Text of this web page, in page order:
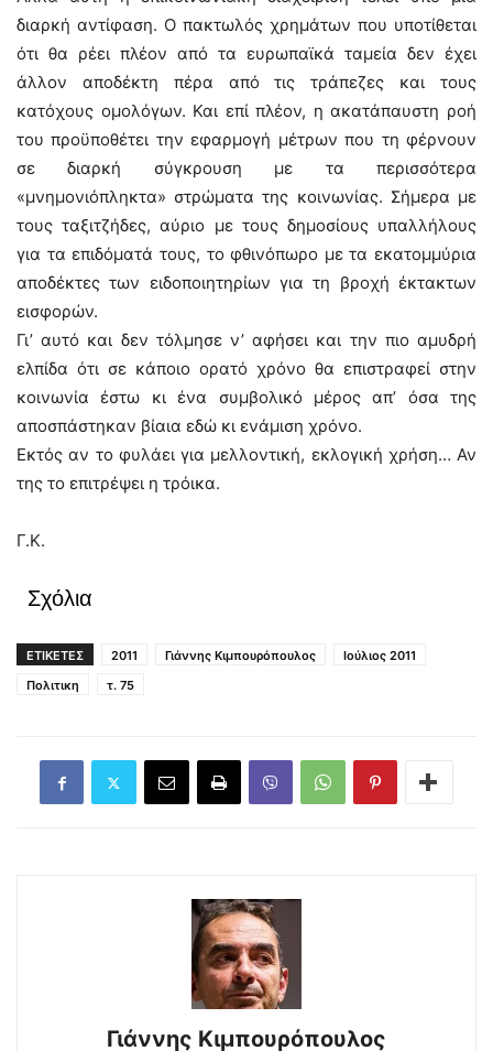
διαρκή αντίφαση. Ο πακτωλός χρημάτων που υποτίθεται
ότι θα ρέει πλέον από τα ευρωπαϊκά ταμεία δεν έχει
άλλον αποδέκτη πέρα από τις τράπεζες και τους
κατόχους ομολόγων. Και επί πλέον, η ακατάπαυστη ροή
του προϋποθέτει την εφαρμογή μέτρων που τη φέρνουν
σε διαρκή σύγκρουση με τα περισσότερα
«μνημονιόπληκτα» στρώματα της κοινωνίας. Σήμερα με
τους ταξιτζήδες, αύριο με τους δημοσίους υπαλλήλους
για τα επιδόματά τους, το φθινόπωρο με τα εκατομμύρια
αποδέκτες των ειδοποιητηρίων για τη βροχή έκτακτων
εισφορών.
Γι’ αυτό και δεν τόλμησε ν’ αφήσει και την πιο αμυδρή
ελπίδα ότι σε κάποιο ορατό χρόνο θα επιστραφεί στην
κοινωνία έστω κι ένα συμβολικό μέρος απ’ όσα της
αποσπάστηκαν βίαια εδώ κι ενάμιση χρόνο.
Εκτός αν το φυλάει για μελλοντική, εκλογική χρήση… Αν
της το επιτρέψει η τρόικα.
Γ.Κ.
Σχόλια
ΕΤΙΚΕΤΕΣ 2011 Γιάννης Κιμπουρόπουλος
Ιούλιος 2011
Πολιτικη
τ. 75
Γιάννης Κιμπουρόπουλος